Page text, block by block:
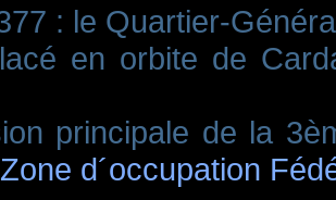
: le Quartier-
en orbite de
principale de la
Zone d´occupation